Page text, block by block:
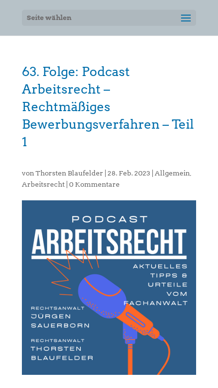
Seite wählen
63. Folge: Podcast
Arbeitsrecht –
Rechtmäßiges
Bewerbungsverfahren – Teil
1
von Thorsten Blaufelder 28. Feb. 2023 Allgemein
Arbeitsrecht| 0 Kommentare